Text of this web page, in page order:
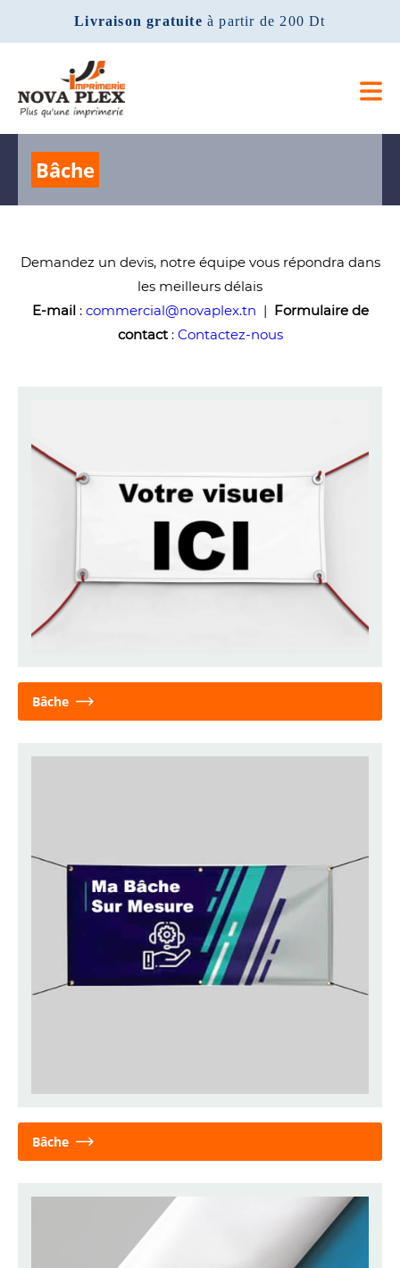
Livraison gratuiteà partir de 200 Dt
Bâche
Demandez un devis, notre équipe vous répondra dans
les meilleurs délais
E-mail: commercial@novaplex.tn | Formulaire de
contact: Contactez-nous
Bâche
Bâche